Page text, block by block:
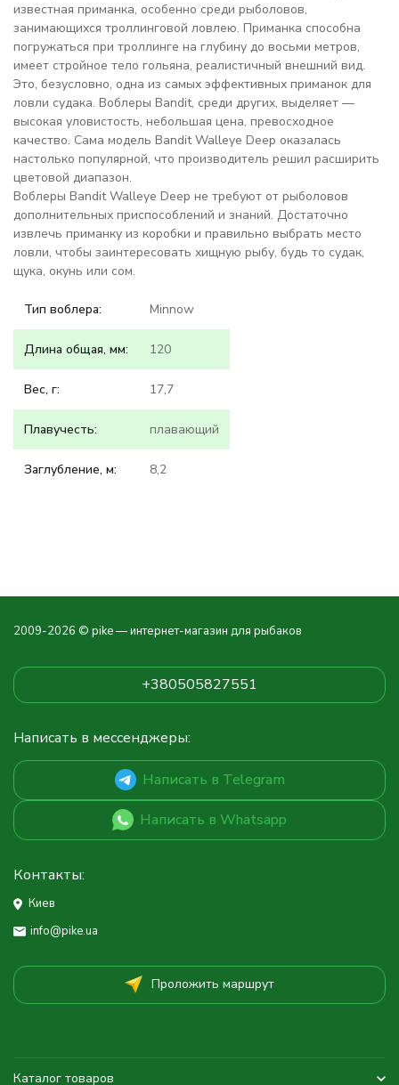
известная приманка, особенно среди рыболовов,
занимающихся троллинговой ловлею. Приманка способна
погружаться при троллинге на глубину до восьми метров,
имеет стройное тело гольяна, реалистичный внешний вид.
Это, безусловно, одна из самых эффективных приманок для
ловли судака. Воблеры Bandit, среди других, выделяет —
высокая уловистость, небольшая цена, превосходное
качество. Сама модель Bandit Walleye Deep оказалась
настолько популярной, что производитель решил расширить
цветовой диапазон.
Воблеры Bandit Walleye Deep не требуют от рыболовов
дополнительных приспособлений и знаний. Достаточно
извлечь приманку из коробки и правильно выбрать место
ловли, чтобы заинтересовать хищную рыбу, будь то судак,
щука, окунь или сом.
Тип воблера: Minnow
Длина общая, мм: 120
Вес, г: 17,7
Плавучесть: плавающий
Заглубление, м: 8,2
2009-2026 © pike — интернет-магазин для рыбаков
+380505827551
Написать в мессенджеры:
Написать в Telegram
Написать в Whatsapp
Контакты:
Киев
info@pike.ua
Проложить маршрут
Каталог товаров